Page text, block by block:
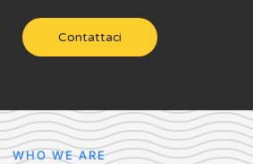
Contattaci
WHO WE ARE